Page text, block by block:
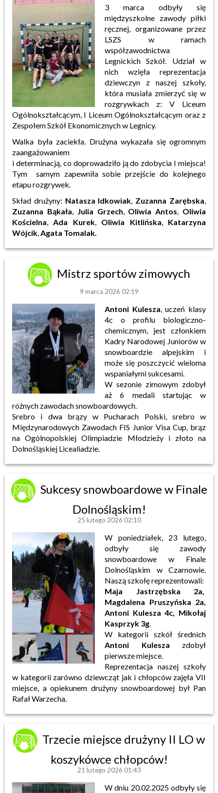
3 marca odbyły się
międzyszkolne zawody piłki
ręcznej, organizowane przez
LSZS w ramach
współzawodnictwa
Legnickich Szkół. Udział w
nich wzięła reprezentacja
dziewczyn z naszej szkoły,
która musiała zmierzyć się w
rozgrywkach z: V Liceum
Ogólnokształcącym, I Liceum Ogólnokształcącym oraz z
Zespołem Szkół Ekonomicznych w Legnicy.
Walka była zaciekła. Drużyna wykazała się ogromnym
zaangażowaniem
i determinacją, co doprowadziło ją do zdobycia I miejsca!
Tym samym zapewniła sobie przejście do kolejnego
etapu rozgrywek.
Skład drużyny: Natasza Idkowiak, Zuzanna Zarębska,
Zuzanna Bąkała, Julia Grzech, Oliwia Antos, Oliwia
Kościelna,Ada Kurek, Oliwia Kitlińska, Katarzyna
Wójcik,Agata Tomalak.
Mistrz sportów zimowych
9 marca 2026 02:19
Antoni Kulesza, uczeń klasy
4c o profilu biologiczno-
chemicznym, jest członkiem
Kadry Narodowej Juniorów w
snowboardzie alpejskim i
może się poszczycić wieloma
wspaniałymi sukcesami.
W sezonie zimowym zdobył
aż 6 medali startując w
różnych zawodach snowboardowych.
Srebro i dwa brązy w Pucharach Polski, srebro w
Międzynarodowych Zawodach FIS Junior Visa Cup, brąz
na Ogólnopolskiej Olimpiadzie Młodzieży i złoto na
Dolnośląskiej Licealiadzie.
Sukcesy snowboardowe w Finale
Dolnośląskim!
25 lutego 2026 02:10
W poniedziałek, 23 lutego,
odbyły się zawody
snowboardowe w Finale
Dolnośląskim w Czarnowie.
Naszą szkołę reprezentowali:
Maja Jastrzębska 2a,
Magdalena Pruszyńska 2a,
Antoni Kulesza 4c, Mikołaj
Kasprzyk 3g.
W kategorii szkół średnich
Antoni Kulesza zdobył
pierwsze miejsce.
Reprezentacja naszej szkoły
w kategorii zarówno dziewcząt jak i chłopców zajęła VII
miejsce, a opiekunem drużyny snowboardowej był Pan
Rafał Warzecha.
Trzecie miejsce drużyny II LO w
koszykówce chłopców!
21 lutego 2026 01:43
W dniu 20.02.2025 odbyły się